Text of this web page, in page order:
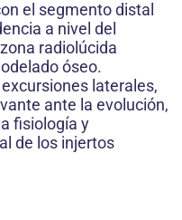
el segmento distal
a nivel del
radiolúcida
óseo.
laterales,
ante la evolución,
fisiología y
de los injertos